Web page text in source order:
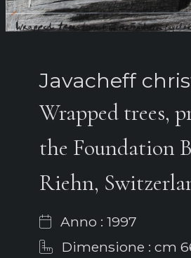
Javacheff
Wrapped trees,
the Foundation
Riehn,
Anno : 1997
Dimensione : cm